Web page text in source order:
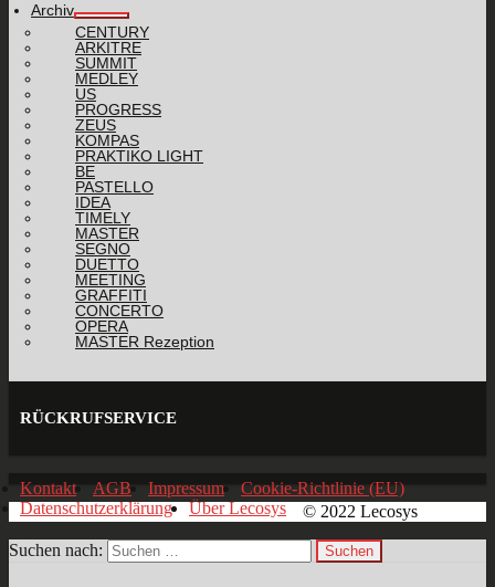
Archiv
CENTURY
ARKITRE
SUMMIT
MEDLEY
US
PROGRESS
ZEUS
KOMPAS
PRAKTIKO LIGHT
BE
PASTELLO
IDEA
TIMELY
MASTER
SEGNO
DUETTO
MEETING
GRAFFITI
CONCERTO
OPERA
MASTER Rezeption
RÜCKRUFSERVICE
Kontakt AGB Impressum
Cookie-Richtlinie (EU)
Datenschutzerklärung
Über Lecosys © 2022 Lecosys
Suchen nach: